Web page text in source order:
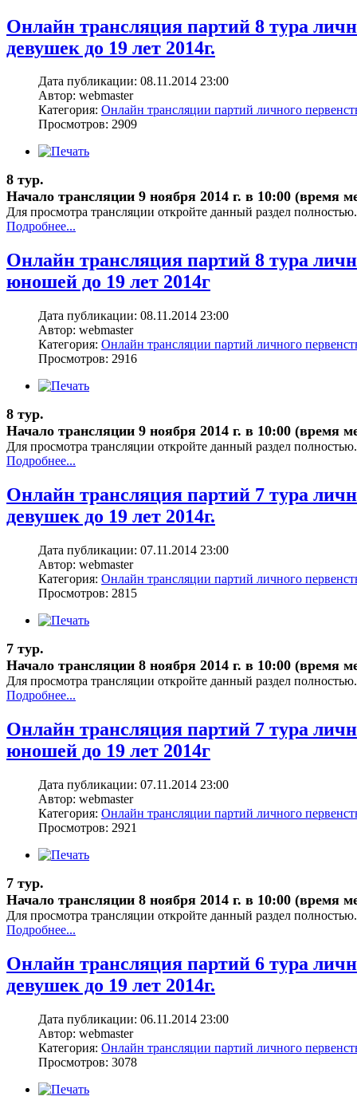
Онлайн трансляция партий 8 тура
девушек до 19 лет 2014г.
Дата публикации: 08.11.2014 23:00
Автор: webmaster
Категория: Онлайн трансляции партий личного
Просмотров: 2909
8 тур.
Начало трансляции 9 ноября 2014 г. в 10:00 (время
Для просмотра трансляции откройте данный раздел полностью.
Подробнее...
Онлайн трансляция партий 8 тура
юношей до 19 лет 2014г
Дата публикации: 08.11.2014 23:00
Автор: webmaster
Категория: Онлайн трансляции партий личного
Просмотров: 2916
8 тур.
Начало трансляции 9 ноября 2014 г. в 10:00 (время
Для просмотра трансляции откройте данный раздел полностью.
Подробнее...
Онлайн трансляция партий 7 тура
девушек до 19 лет 2014г.
Дата публикации: 07.11.2014 23:00
Автор: webmaster
Категория: Онлайн трансляции партий личного
Просмотров: 2815
7 тур.
Начало трансляции 8 ноября 2014 г. в 10:00 (время
Для просмотра трансляции откройте данный раздел полностью.
Подробнее...
Онлайн трансляция партий 7 тура
юношей до 19 лет 2014г
Дата публикации: 07.11.2014 23:00
Автор: webmaster
Категория: Онлайн трансляции партий личного
Просмотров: 2921
7 тур.
Начало трансляции 8 ноября 2014 г. в 10:00 (время
Для просмотра трансляции откройте данный раздел полностью.
Подробнее...
Онлайн трансляция партий 6 тура
девушек до 19 лет 2014г.
Дата публикации: 06.11.2014 23:00
Автор: webmaster
Категория: Онлайн трансляции партий личного
Просмотров: 3078